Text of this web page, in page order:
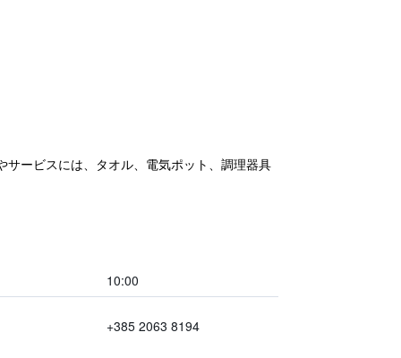
ービスには、タオル、電気ポット、調理器具
10:00
+385 2063 8194